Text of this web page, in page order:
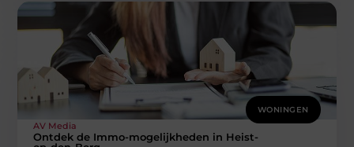
WONINGEN
AV Media
Ontdek de Immo-mogelijkheden in Heist-